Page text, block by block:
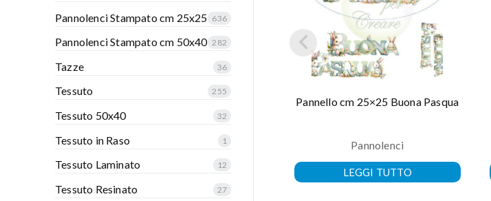
Pannello cm 25×25 Buona Pasqua
Pannolenci
LEGGI TUTTO
Pannolenci Stampato cm 25x25 636
Pannolenci Stampato cm 50x40 282
Tazze 36
Tessuto 255
Tessuto 50x40 32
Tessuto in Raso 1
Tessuto Laminato 12
Tessuto Resinato 27